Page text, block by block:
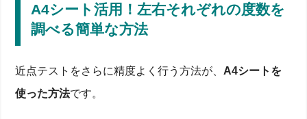
A4シート活用！左右それぞれの度数を
調べる簡単な方法
近点テストをさらに精度よく行う方法が、 A4シートを
使った方法です。